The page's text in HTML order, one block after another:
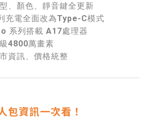
、顏色、靜音鍵全更新
充電全面改為Type-C模式
系列搭載 A17處理器
4800萬畫素
資訊、價格統整
資訊一次看！